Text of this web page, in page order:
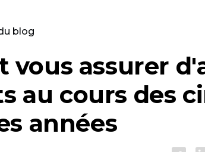
blog
vous assurer
au cours des
années